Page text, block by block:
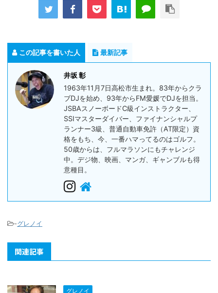
この記事を書いた人 最新記事
井坂 彰
1963年11月7日高松市生まれ。83年からクラ
ブDJを始め、93年からFM愛媛でDJを担当。
JSBAスノーボードC級インストラクター、
SSIマスターダイバー、ファイナンシャルプ
ランナー3級、普通自動車免許（AT限定）資
格をもち、今、一番ハマってるのはゴルフ。
50歳からは、フルマラソンにもチャレンジ
中。デジ物、映画、マンガ、ギャンブルも得
意種目。
-グレノイ
関連記事
グレノイ